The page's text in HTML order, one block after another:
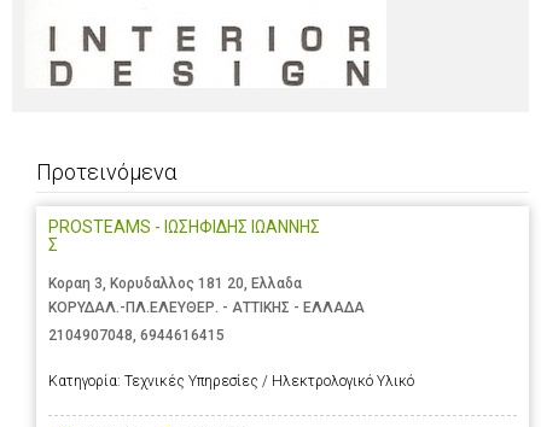
Προτεινόμενα
PROSTEAMS - ΙΩΣΗΦΙΔΗΣ ΙΩΑΝΝΗΣ
Σ
Κοραη 3, Κορυδαλλος 181 20, Ελλαδα
ΚΟΡΥΔΑΛ.-ΠΛ.ΕΛΕΥΘΕΡ. - ΑΤΤΙΚΗΣ - ΕΛΛΑΔΑ
2104907048, 6944616415
Κατηγορία: Τεχνικές Υπηρεσίες / Ηλεκτρολογικό Υλικό